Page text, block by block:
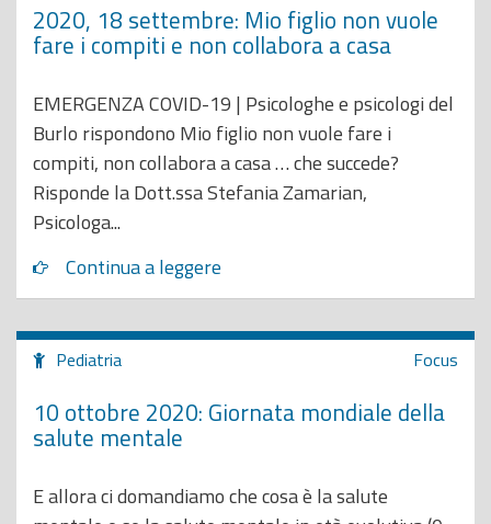
2020, 18 settembre: Mio figlio non vuole
fare i compiti e non collabora a casa
EMERGENZA COVID-19 | Psicologhe e psicologi del
Burlo rispondono Mio figlio non vuole fare i
compiti, non collabora a casa … che succede?
Risponde la Dott.ssa Stefania Zamarian,
Psicologa...
Continua a leggere
Pediatria Focus
10 ottobre 2020: Giornata mondiale della
salute mentale
E allora ci domandiamo che cosa è la salute